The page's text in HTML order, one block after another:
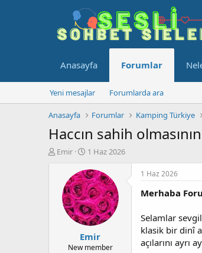
Anasayfa Forumlar
Yeni mesajlar Forumlarda ara
Anasayfa Forumlar Kamping Türkiye
Haccın sahih
K
Emir
B
ş
l
a
n
g
ı
ç
t
1 Haz 2026
Emir
New member
1 Haz 2026
Merhaba
Selamlar
klasik bir dinî
açılarını